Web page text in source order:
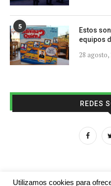
5
Estos
equipos
28 agosto,
REDES
Utilizamos cookies para